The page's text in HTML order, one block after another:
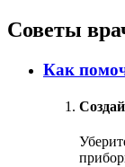
Советы
Как